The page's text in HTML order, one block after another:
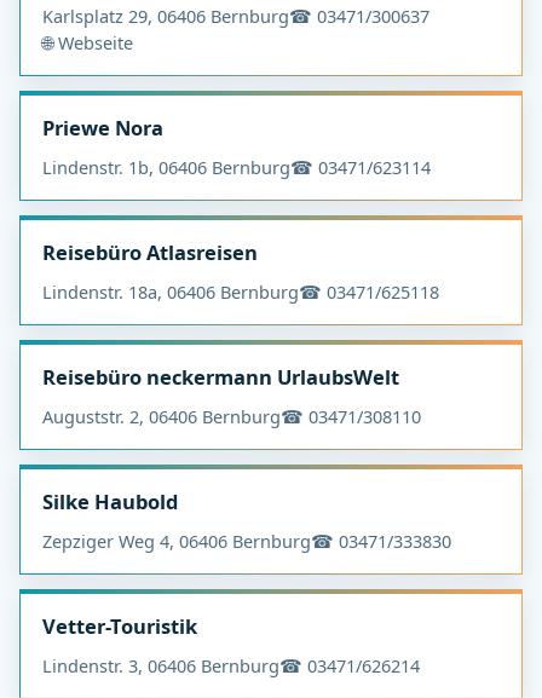
Karlsplatz 29, 06406 Bernburg☎ 03471/300637
🌐 Webseite
Priewe Nora
Lindenstr. 1b, 06406 Bernburg☎ 03471/623114
Reisebüro Atlasreisen
Lindenstr. 18a, 06406 Bernburg☎ 03471/625118
Reisebüro neckermann UrlaubsWelt
Auguststr. 2, 06406 Bernburg☎ 03471/308110
Silke Haubold
Zepziger Weg 4, 06406 Bernburg☎ 03471/333830
Vetter-Touristik
Lindenstr. 3, 06406 Bernburg☎ 03471/626214